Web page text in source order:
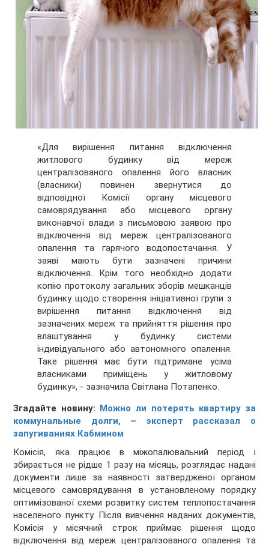
«Для вирішення питання відключення
житлового будинку від мереж
централізованого опалення його власник
(власники) повинен звернутися до
відповідної Комісії органу місцевого
самоврядування або місцевого органу
виконавчої влади з письмовою заявою про
відключення від мереж централізованого
опалення та гарячого водопостачання. У
заяві мають бути зазначені причини
відключення. Крім того необхідно додати
копію протоколу загальних зборів мешканців
будинку щодо створення ініціативної групи з
вирішення питання відключення від
зазначених мереж та прийняття рішення про
влаштування у будинку системи
індивідуального або автономного опалення.
Таке рішення має бути підтримане усіма
власниками приміщень у житловому
будинку», - зазначила Світлана Потапенко.
Згадайте новину: Можно ли потерять квартиру за
коммунальные долги, – эксперт рассказал о
запугиваниях Кабмином
Комісія, яка працює в міжопалювальний період і
збирається не рідше 1 разу на місяць, розглядає надані
документи лише за наявності затвердженої органом
місцевого самоврядування в установленому порядку
оптимізованої схеми розвитку систем теплопостачання
населеного пункту. Після вивчення наданих документів,
Комісія у місячний строк приймає рішення щодо
відключення від мереж централізованого опалення та